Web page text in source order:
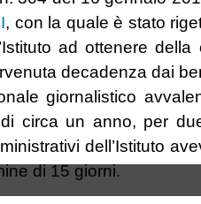
, con la quale è stato
ad ottenere
decadenza dai
giornalistico
circa un anno, per
dell’Istituto
di 15 giorni.